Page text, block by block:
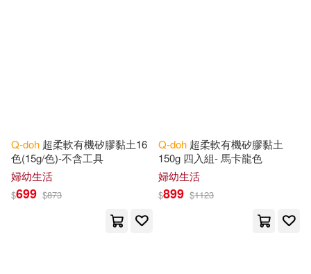
Q-doh 超柔軟有機矽膠黏土16
色(15g/色)-不含工具
婦幼生活
$699 $873
Q-doh 超柔軟有機矽膠黏土
150g 四入組- 馬卡龍色
婦幼生活
$899 $1123